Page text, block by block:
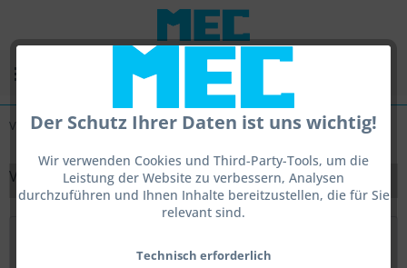
Der Schutz Ihrer Daten ist uns wichtig!
Wir verwenden Cookies und Third-Party-Tools, um die
Leistung der Website zu verbessern, Analysen
durchzuführen und Ihnen Inhalte bereitzustellen, die für Sie
relevant sind.
Technisch erforderlich
Vfg
VFG